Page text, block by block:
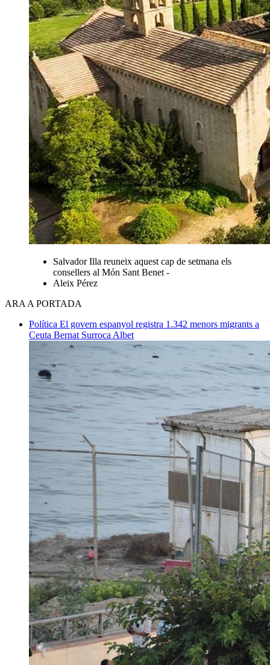
Salvador Illa reuneix aquest cap de setmana els
consellers al Món Sant Benet -
Aleix Pérez
ARA A PORTADA
Política El govern espanyol registra 1.342 menors migrants a
Ceuta Bernat Surroca Albet